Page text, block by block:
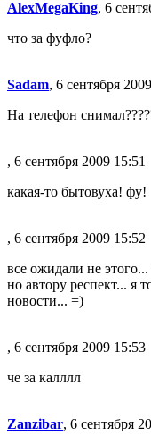
AlexMegaKing, 6
что за фуфло?
Sadam, 6 сентября
На телефон
, 6 сентября 2009 15:51
какая-то бытовуха! фу!
, 6 сентября 2009 15:52
все ожидали не
но автору респект... я
новости... =)
, 6 сентября 2009 15:53
че за калллл
Zanzibar, 6 сентября